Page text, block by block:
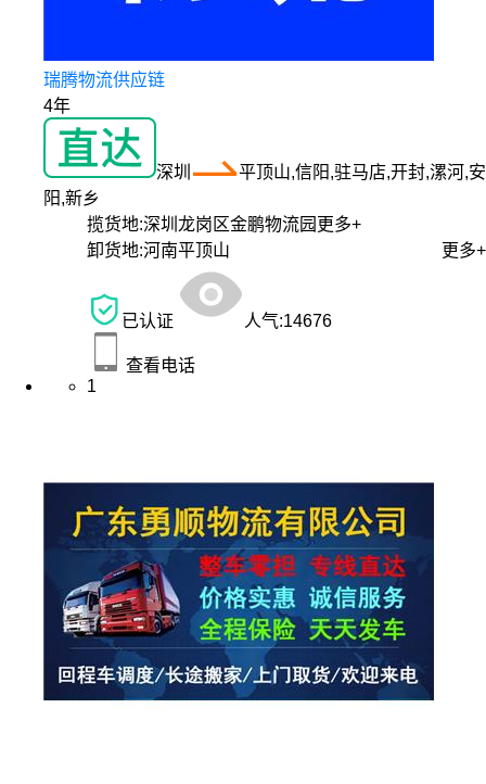
瑞腾物流供应链
4年
深圳
平顶山,信阳,驻马店,开封,漯河,安
阳,新乡
揽货地:深圳龙岗区金鹏物流园 更多+
卸货地:河南平顶山 更多+
已认证 人气:14676
查看电话
1